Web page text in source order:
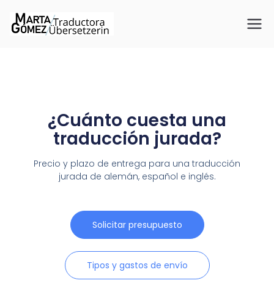
Traductora
Beglaubigte Übersetzungen
¿Cuánto cuesta una
traducción jurada?​
Precio y plazo de entrega para una traducción
jurada de alemán, español e inglés.
Solicitar presupuesto
Tipos y gastos de envío